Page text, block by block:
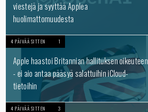
viestejä ja syyttää Applea
huolimattomuudesta
4 PÄIVÄÄ SITTEN 1
Apple haastoi Britannian hallituksen oikeuteen
- ei aio antaa pääsyä salattuihin iCloud-
tietoihin
4 PÄIVÄÄ SITTEN 3